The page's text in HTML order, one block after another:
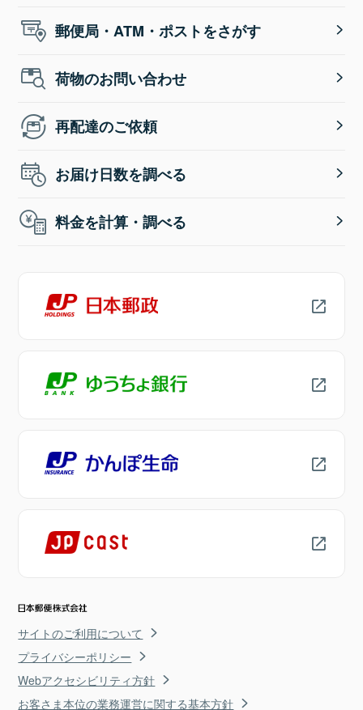
郵便局・ATM・ポストをさがす
荷物のお問い合わせ
再配達のご依頼
お届け日数を調べる
料金を計算・調べる
サイトのご利用について
プライバシーポリシー
Webアクセシビリティ方針
お客さま本位の業務運営に関する基本方針